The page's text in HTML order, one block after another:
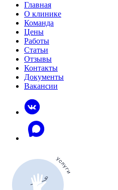
Главная
О клинике
Команда
Цены
Работы
Статьи
Отзывы
Контакты
Документы
Вакансии